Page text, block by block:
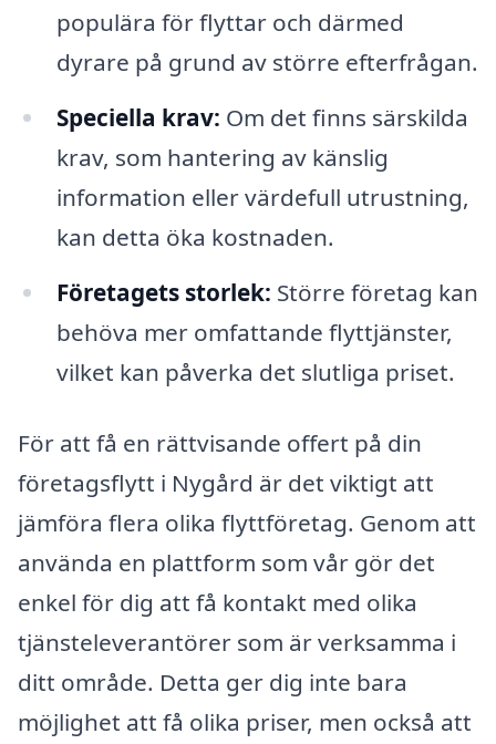
populära för flyttar och därmed
dyrare på grund av större efterfrågan.
Speciella krav: Om det finns särskilda
krav, som hantering av känslig
information eller värdefull utrustning,
kan detta öka kostnaden.
Företagets storlek: Större företag kan
behöva mer omfattande flyttjänster,
vilket kan påverka det slutliga priset.
För att få en rättvisande offert på din
företagsflytt i Nygård är det viktigt att
jämföra flera olika flyttföretag. Genom att
använda en plattform som vår gör det
enkel för dig att få kontakt med olika
tjänsteleverantörer som är verksamma i
ditt område. Detta ger dig inte bara
möjlighet att få olika priser, men också att